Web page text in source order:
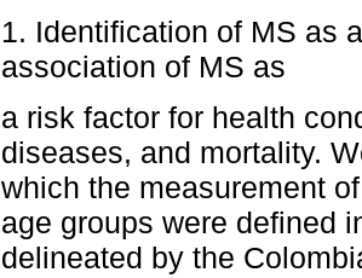
1. Identification of MS as
association of MS as
a risk factor for health
diseases, and mortality.
which the measurement
age groups were defined
delineated by the